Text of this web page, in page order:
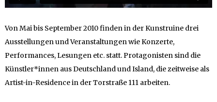
Von Mai bis September 2010 finden in der Kunstruine drei
Ausstellungen und Veranstaltungen wie Konzerte,
Performances, Lesungen etc. statt. Protagonisten sind die
Künstler*innen aus Deutschland und Island, die zeitweise als
Artist-in-Residence in der Torstraße 111 arbeiten.